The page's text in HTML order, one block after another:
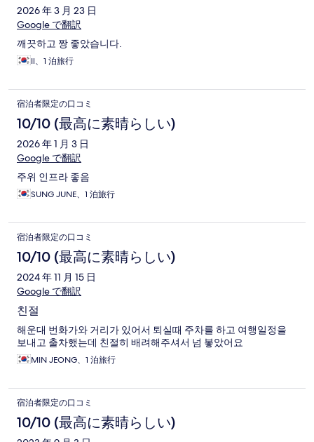
2026 年 3 月 23 日
Google で翻訳
깨끗하고 짱 좋았습니다.
Il、1 泊旅行
宿泊者限定の口コミ
10/10 (最高に素晴らしい)
2026 年 1 月 3 日
Google で翻訳
주위 인프라 좋음
SUNG JUNE、1 泊旅行
宿泊者限定の口コミ
10/10 (最高に素晴らしい)
2024 年 11 月 15 日
Google で翻訳
친절
해운대 번화가와 거리가 있어서 퇴실때 주차를 하고 여행일정을
보내고 출차했는데 친절히 배려해주셔서 넘 봏았어요
MIN JEONG、1 泊旅行
宿泊者限定の口コミ
10/10 (最高に素晴らしい)